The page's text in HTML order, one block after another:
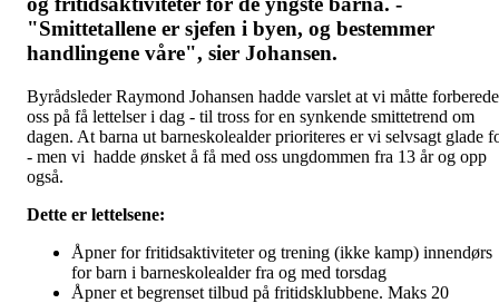
"Smittetallene er sjefen i byen, og bestemmer
handlingene våre", sier Johansen.
Byrådsleder Raymond Johansen hadde varslet at vi måtte forberede
oss på få lettelser i dag - til tross for en synkende smittetrend om
dagen. At barna ut barneskolealder prioriteres er vi selvsagt glade
- men vi hadde ønsket å få med oss ungdommen fra 13 år og opp
også.
Dette er lettelsene:
Åpner for fritidsaktiviteter og trening (ikke kamp) innendørs
for barn i barneskolealder fra og med torsdag
Åpner et begrenset tilbud på fritidsklubbene. Maks 20